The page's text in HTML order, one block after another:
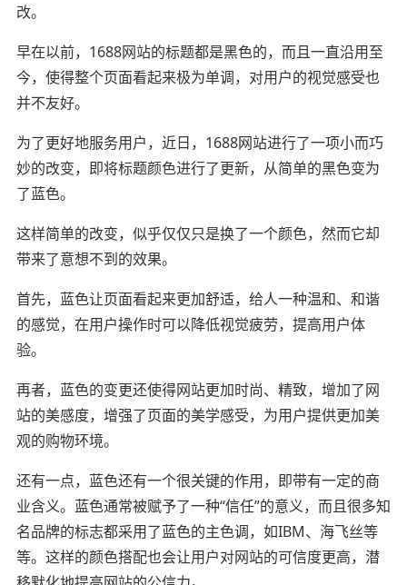
改。
早在以前，1688网站的标题都是黑色的，而且一直沿用至
今，使得整个页面看起来极为单调，对用户的视觉感受也
并不友好。
为了更好地服务用户，近日，1688网站进行了一项小而巧
妙的改变，即将标题颜色进行了更新，从简单的黑色变为
了蓝色。
这样简单的改变，似乎仅仅只是换了一个颜色，然而它却
带来了意想不到的效果。
首先，蓝色让页面看起来更加舒适，给人一种温和、和谐
的感觉，在用户操作时可以降低视觉疲劳，提高用户体
验。
再者，蓝色的变更还使得网站更加时尚、精致，增加了网
站的美感度，增强了页面的美学感受，为用户提供更加美
观的购物环境。
还有一点，蓝色还有一个很关键的作用，即带有一定的商
业含义。蓝色通常被赋予了一种“信任”的意义，而且很多知
名品牌的标志都采用了蓝色的主色调，如IBM、海飞丝等
等。这样的颜色搭配也会让用户对网站的可信度更高，潜